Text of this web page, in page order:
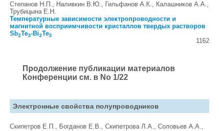
Степанов Н.П., Наливкин В.Ю., Гильфанов А.К., Калашников А.А.,
Трубицына Е.Н.
Температурные зависимости электропроводности и
магнитной восприимчивости кристаллов твердых растворов
Sb2Te3-Bi2Te3
1162
Продолжение публикации материалов
Конференции см. в No 1/22
Электронные свойства полупроводников
Скипетров Е.П., Богданов Е.В., Скипетрова Л.А., Соловьев А.А.,